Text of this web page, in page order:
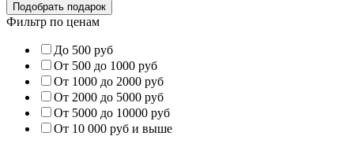
Фильтр по ценам
До 500 руб
От 500 до 1000 руб
От 1000 до 2000 руб
От 2000 до 5000 руб
От 5000 до 10000 руб
От 10 000 руб и выше